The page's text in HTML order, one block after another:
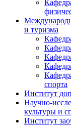
и туризма
спорта
Институт
Научно-
культуры и
Институт